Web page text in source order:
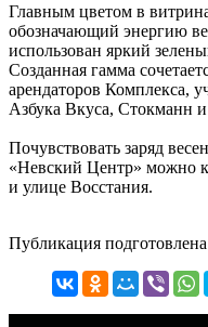
Главным цветом в
обозначающий энергию
использован яркий
Созданная гамма
арендаторов Комплекса,
Азбука Вкуса, Стокманн
Почувствовать заряд
«Невский Центр» можно
и улице Восстания.
Публикация